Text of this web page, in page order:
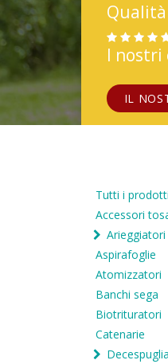
Qualità
I nostri
IL
Tutti i prodotti
Accessori
Arieggiatori
Aspirafoglie
Atomizzatori
Banchi sega
Biotrituratori
Catenarie